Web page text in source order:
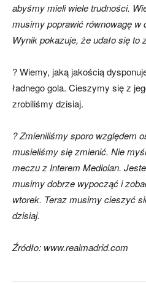
abyśmy mieli wiele trudności.
musimy poprawić równowagę w
Wynik pokazuje, że udało się to
? Wiemy, jaką jakością
ładnego gola. Cieszymy się z
zrobiliśmy dzisiaj.
? Zmieniliśmy sporo względem
musieliśmy się zmienić. Nie
meczu z Interem Mediolan.
musimy dobrze wypocząć i
wtorek. Teraz musimy cieszyć
dzisiaj.
Źródło: www.realmadrid.com